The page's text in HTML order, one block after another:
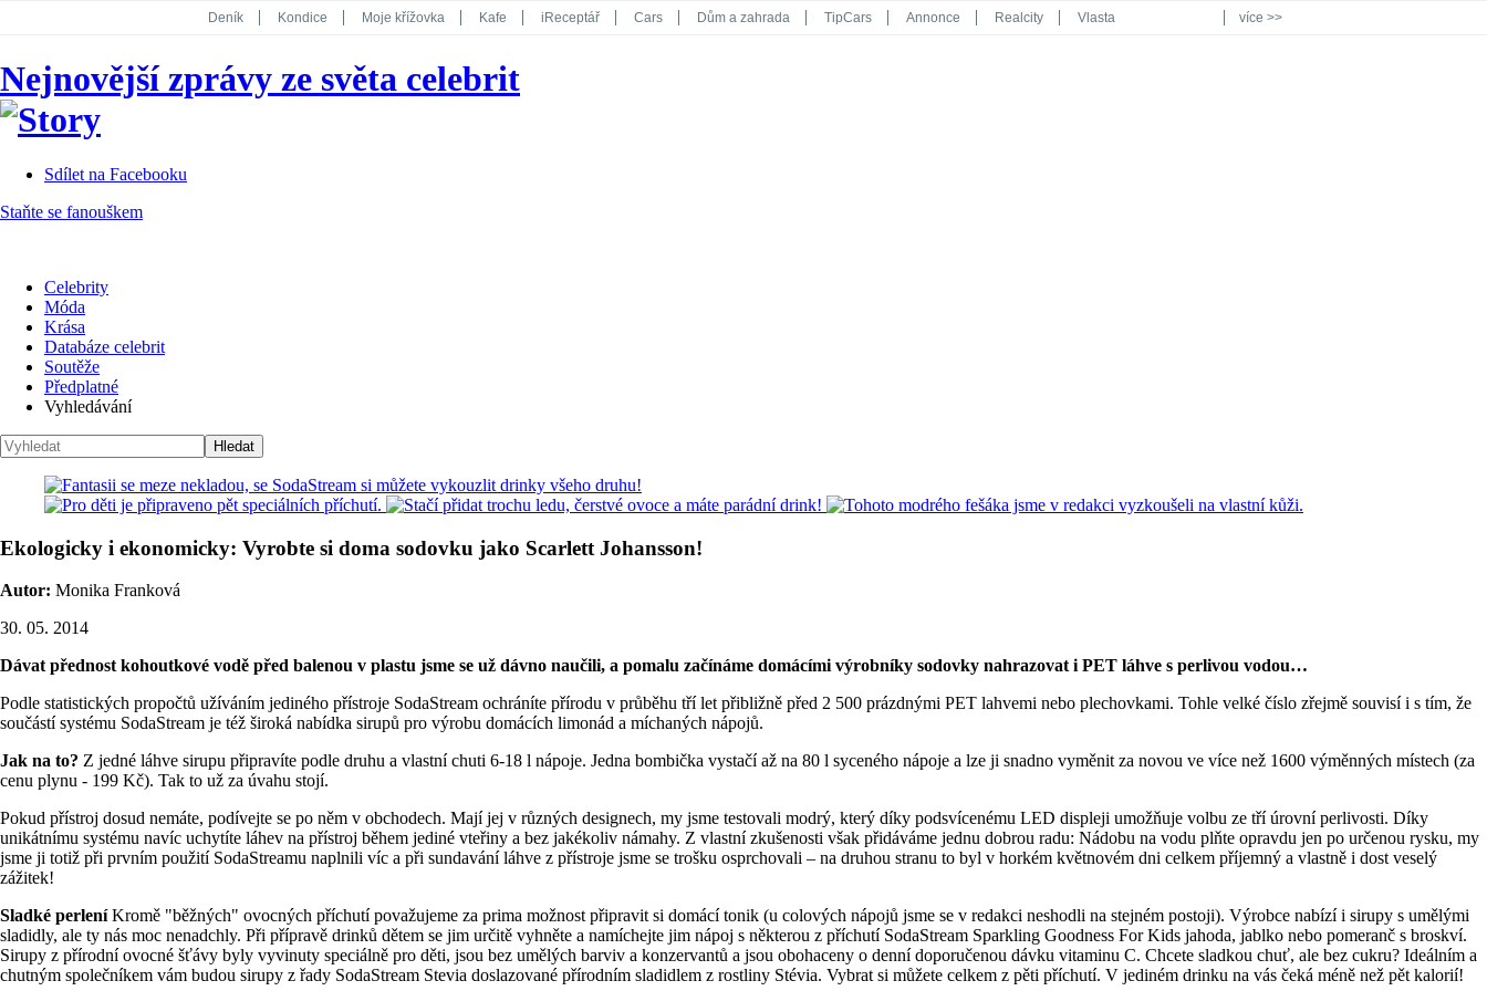
Deník Kondice Moje křížovka Kafe iReceptář Cars Dům a zahrada TipCars Annonce Realcity Vlasta
Koktejl
více >>
Nejnovější zprávy ze světa celebrit
Sdílet na Facebooku
Staňte se fanouškem
Celebrity
Móda
Krása
Databáze celebrit
Soutěže
Předplatné
Vyhledávání
Ekologicky i ekonomicky: Vyrobte si doma sodovku jako Scarlett Johansson!
Autor: Monika Franková
30. 05. 2014
Dávat přednost kohoutkové vodě před balenou v plastu jsme se už dávno naučili, a pomalu začínáme domácími výrobníky sodovky nahrazovat i PET láhve s perlivou vodou…
Podle statistických propočtů užíváním jediného přístroje SodaStream ochráníte přírodu v průběhu tří let přibližně před 2 500 prázdnými PET lahvemi nebo plechovkami. Tohle velké číslo zřejmě souvisí i s tím, že
součástí systému SodaStream je též široká nabídka sirupů pro výrobu domácích limonád a míchaných nápojů.
Jak na to? Z jedné láhve sirupu připravíte podle druhu a vlastní chuti 6-18 l nápoje. Jedna bombička vystačí až na 80 l syceného nápoje a lze ji snadno vyměnit za novou ve více než 1600 výměnných místech (za
cenu plynu - 199 Kč). Tak to už za úvahu stojí.
Pokud přístroj dosud nemáte, podívejte se po něm v obchodech. Mají jej v různých designech, my jsme testovali modrý, který díky podsvícenému LED displeji umožňuje volbu ze tří úrovní perlivosti. Díky
unikátnímu systému navíc uchytíte láhev na přístroj během jediné vteřiny a bez jakékoliv námahy. Z vlastní zkušenosti však přidáváme jednu dobrou radu: Nádobu na vodu plňte opravdu jen po určenou rysku, my
jsme ji totiž při prvním použití SodaStreamu naplnili víc a při sundavání láhve z přístroje jsme se trošku osprchovali – na druhou stranu to byl v horkém květnovém dni celkem příjemný a vlastně i dost veselý
zážitek!
Sladké perleníKromě "běžných" ovocných příchutí považujeme za prima možnost připravit si domácí tonik (u colových nápojů jsme se v redakci neshodli na stejném postoji). Výrobce nabízí i sirupy s umělými
sladidly, ale ty nás moc nenadchly. Při přípravě drinků dětem se jim určitě vyhněte a namíchejte jim nápoj s některou z příchutí SodaStream Sparkling Goodness For Kids jahoda, jablko nebo pomeranč s broskví.
Sirupy z přírodní ovocné šťávy byly vyvinuty speciálně pro děti, jsou bez umělých barviv a konzervantů a jsou obohaceny o denní doporučenou dávku vitaminu C. Chcete sladkou chuť, ale bez cukru? Ideálním a
chutným společníkem vám budou sirupy z řady SodaStream Stevia doslazované přírodním sladidlem z rostliny Stévia. Vybrat si můžete celkem z pěti příchutí. V jediném drinku na vás čeká méně než pět kalorií!